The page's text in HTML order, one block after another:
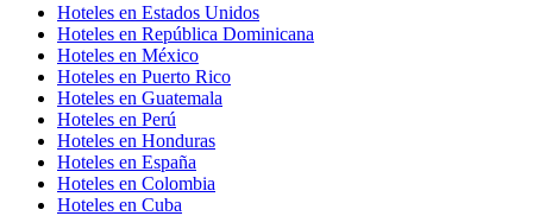
Hoteles en Estados Unidos
Hoteles en República Dominicana
Hoteles en México
Hoteles en Puerto Rico
Hoteles en Guatemala
Hoteles en Perú
Hoteles en Honduras
Hoteles en España
Hoteles en Colombia
Hoteles en Cuba